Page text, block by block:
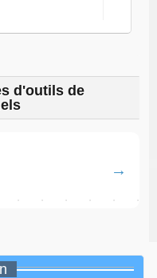
d'outils de